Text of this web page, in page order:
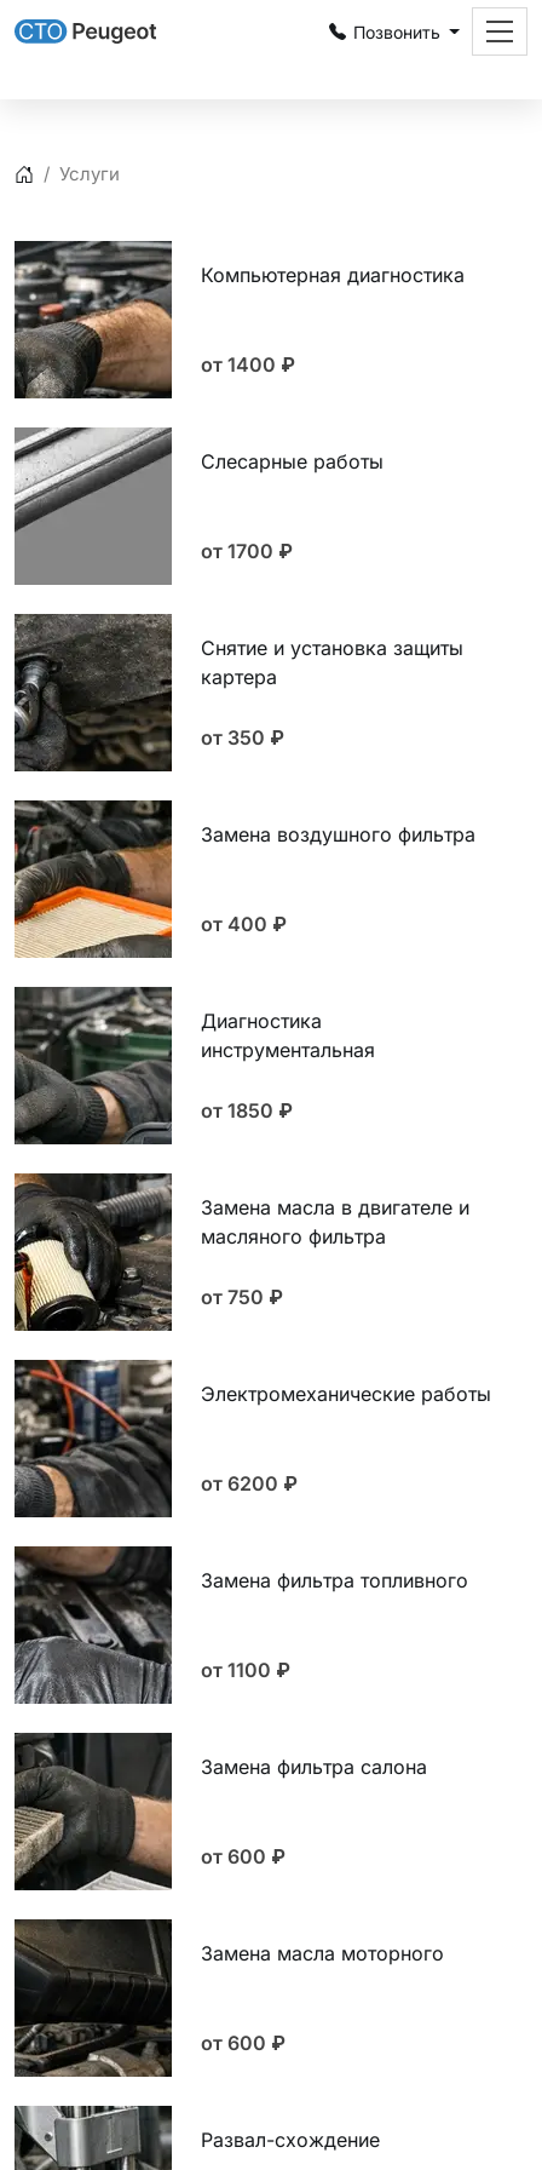
Позвонить
ГлавнаяУслуги
Компьютерная диагностика
от 1400 ₽
Слесарные работы
от 1700 ₽
Снятие и установка защиты
картера
от 350 ₽
Замена воздушного фильтра
от 400 ₽
Диагностика
инструментальная
от 1850 ₽
Замена масла в двигателе и
масляного фильтра
от 750 ₽
Электромеханические работы
от 6200 ₽
Замена фильтра топливного
от 1100 ₽
Замена фильтра салона
от 600 ₽
Замена масла моторного
от 600 ₽
Развал-схождение